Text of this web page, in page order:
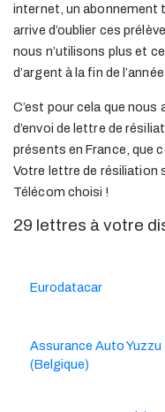
internet, un abonnement
arrive d’oublier ces
nous n’utilisons plus et
d’argent à la fin de l’année.
C’est pour cela que nous
d’envoi de lettre de
présents en France, que
Votre lettre de résiliation
Télécom choisi !
29 lettres à votre
Eurodatacar
Assurance Auto Yuzzu
(Belgique)